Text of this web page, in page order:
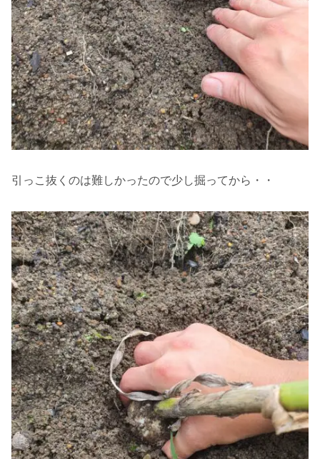
引っこ抜くのは難しかったので少し掘ってから・・